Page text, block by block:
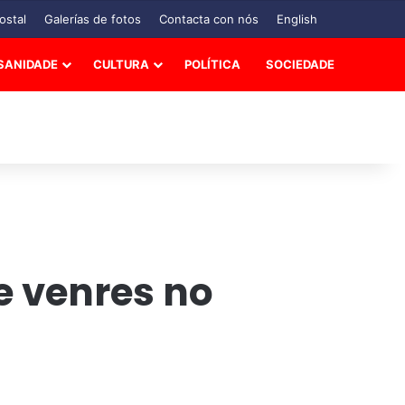
Galerías de fotos Contacta con nós English
CULTURA POLÍTICA SOCIEDADE
venres no